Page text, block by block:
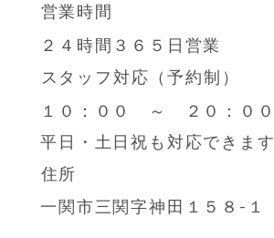
営業時間
２４時間​３６５日営業
スタッフ対応（予約制）
１０：００ ～ ２０：００
​平日・土日祝も対応できます
住所
一関市三関字神田１５８-１